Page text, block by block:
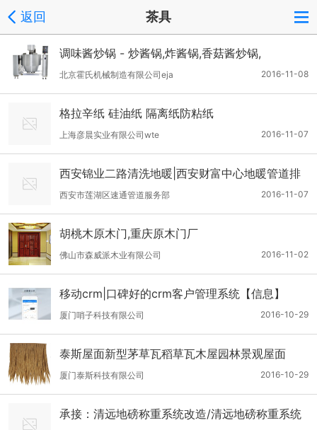
返回 茶具
调味酱炒锅 - 炒酱锅,炸酱锅,香菇酱炒锅,
2016-11-08
北京霍氏机械制造有限公司eja
格拉辛纸 硅油纸 隔离纸防粘纸
2016-11-07
上海彦晨实业有限公司wte
西安锦业二路清洗地暖|西安财富中心地暖管道排
水
2016-11-07
西安市莲湖区速通管道服务部
胡桃木原木门,重庆原木门厂
2016-11-02
佛山市森威派木业有限公司
移动crm|口碑好的crm客户管理系统【信息】
2016-10-29
厦门哨子科技有限公司
泰斯屋面新型茅草瓦稻草瓦木屋园林景观屋面
2016-10-29
厦门泰斯科技有限公司
承接：清远地磅称重系统改造/清远地磅称重系统